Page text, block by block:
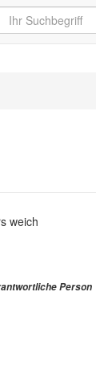
weich
Person